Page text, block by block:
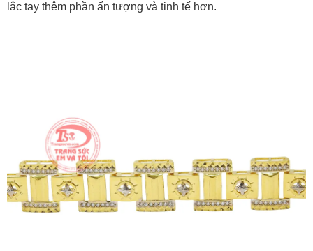
lắc tay thêm phần ấn tượng và tinh tế hơn.